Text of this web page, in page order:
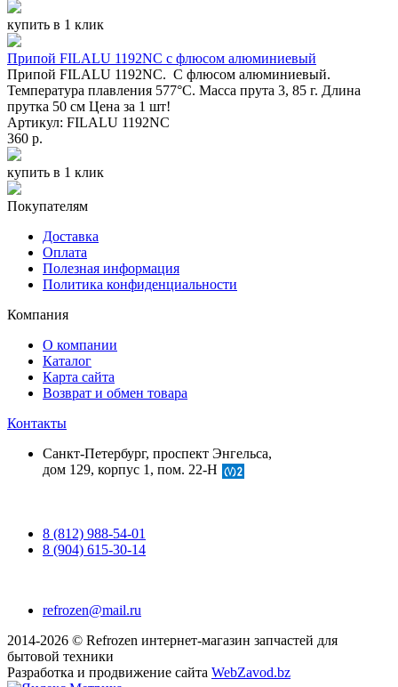
купить в 1 клик
Припой FILALU 1192NC с флюсом алюминиевый
Припой FILALU 1192NC. C флюсом алюминиевый.
Температура плавления 577°С. Масса прута 3, 85 г. Длина
прутка 50 см Цена за 1 шт!
Артикул: FILALU 1192NC
360 р.
купить в 1 клик
Покупателям
Доставка
Оплата
Полезная информация
Политика конфиденциальности
Компания
О компании
Каталог
Карта сайта
Возврат и обмен товара
Контакты
Санкт-Петербург, проспект Энгельса,
дом 129, корпус 1, пом. 22-Н
8 (812) 988-54-01
8 (904) 615-30-14
refrozen@mail.ru
2014-2026 © Refrozen интернет-магазин запчастей для
бытовой техники
Разработка и продвижение сайта WebZavod.bz